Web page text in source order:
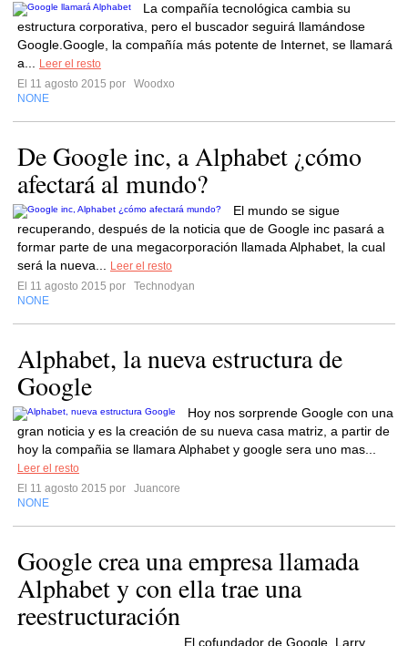
La compañía tecnológica cambia su
estructura corporativa, pero el buscador seguirá llamándose
Google.Google, la compañía más potente de Internet, se llamará
a...
Leer el resto
El 11 agosto 2015 por
Woodxo
NONE
De Google inc, a Alphabet ¿cómo
afectará al mundo?
El mundo se sigue
recuperando, después de la noticia que de Google inc pasará a
formar parte de una megacorporación llamada Alphabet, la cual
será la nueva...
Leer el resto
El 11 agosto 2015 por
Technodyan
NONE
Alphabet, la nueva estructura de
Google
Hoy nos sorprende Google con una
gran noticia y es la creación de su nueva casa matriz, a partir de
hoy la compañia se llamara Alphabet y google sera uno mas...
Leer el resto
El 11 agosto 2015 por
Juancore
NONE
Google crea una empresa llamada
Alphabet y con ella trae una
reestructuración
El cofundador de Google, Larry